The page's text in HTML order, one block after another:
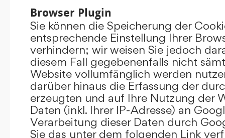
Browser Plugin
Sie können die Speicherung der
entsprechende Einstellung Ihrer
verhindern; wir weisen Sie jedoch
diesem Fall gegebenenfalls nicht
Website vollumfänglich werden
darüber hinaus die Erfassung der
erzeugten und auf Ihre Nutzung der
Daten (inkl. Ihrer IP-Adresse) an
Verarbeitung dieser Daten durch
Sie das unter dem folgenden Link